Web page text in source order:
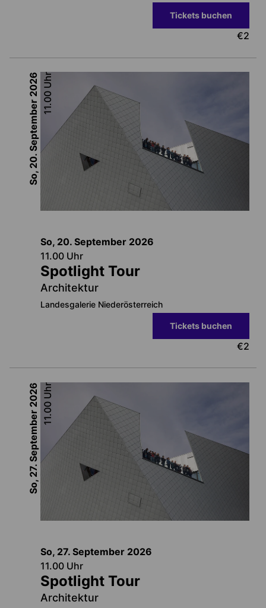
Tickets buchen
€2
So, 20. September
2026
11.00
Uhr
So, 20. September 2026
11.00 Uhr
Spotlight Tour
Architektur
Landesgalerie Niederösterreich
Tickets buchen
€2
So, 27. September
2026
11.00
Uhr
So, 27. September 2026
11.00 Uhr
Spotlight Tour
Architektur